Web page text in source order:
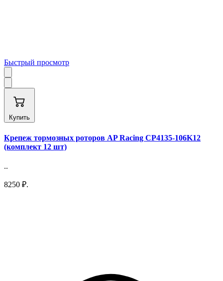
Быстрый просмотр
Купить
Крепеж тормозных роторов AP Racing CP4135-106K12
(комплект 12 шт)
..
8250 ₽.